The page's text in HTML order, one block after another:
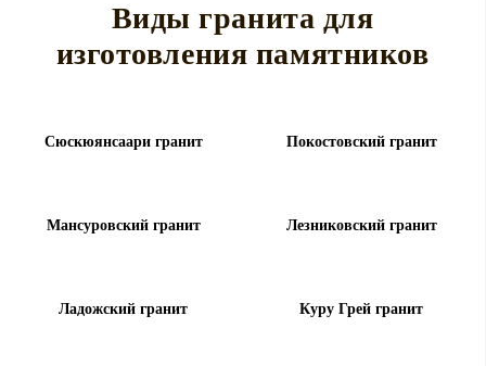
Виды гранита для
изготовления памятников
Сюскюянсаари гранит Покостовский гранит
Мансуровский гранит Лезниковский гранит
Ладожский гранит Куру Грей гранит